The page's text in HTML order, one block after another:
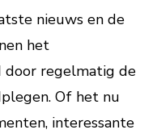
nieuws en de
het
door regelmatig de
Of het nu
interessante